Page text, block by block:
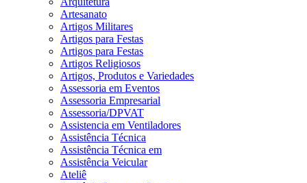
Artesanato
Artigos Militares
Artigos para Festas
Artigos para Festas
Artigos Religiosos
Artigos, Produtos e Variedades
Assessoria em Eventos
Assessoria Empresarial
Assessoria/DPVAT
Assistencia em Ventiladores
Assistência Técnica
Assistência Técnica em
Assistência Veicular
Ateliê